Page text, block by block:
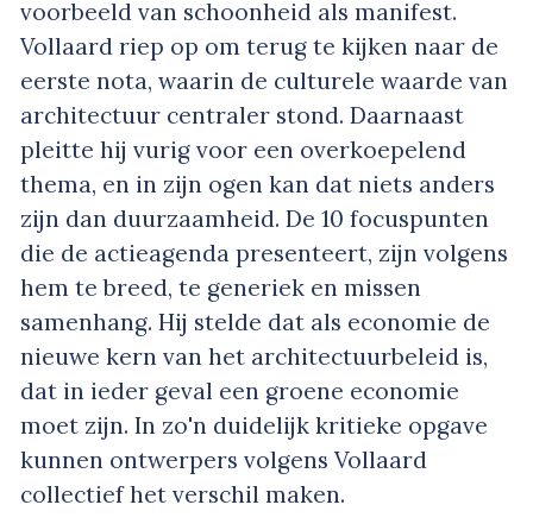
voorbeeld van schoonheid als manifest.
Vollaard riep op om terug te kijken naar de
eerste nota, waarin de culturele waarde van
architectuur centraler stond. Daarnaast
pleitte hij vurig voor een overkoepelend
thema, en in zijn ogen kan dat niets anders
zijn dan duurzaamheid. De 10 focuspunten
die de actieagenda presenteert, zijn volgens
hem te breed, te generiek en missen
samenhang. Hij stelde dat als economie de
nieuwe kern van het architectuurbeleid is,
dat in ieder geval een groene economie
moet zijn. In zo'n duidelijk kritieke opgave
kunnen ontwerpers volgens Vollaard
collectief het verschil maken.